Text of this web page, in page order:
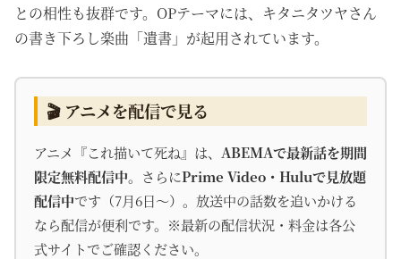
との相性も抜群です。OPテーマには、キタニタツヤさん
の書き下ろし楽曲「遺書」が起用されています。
🎬 アニメを配信で見る
アニメ『これ描いて死ね』は、 ABEMAで最新話を期間
限定無料配信中。さらにPrime Video・Huluで見放題
配信中です（7月6日〜）。放送中の話数を追いかける
なら配信が便利です。※最新の配信状況・料金は各公
式サイトでご確認ください。